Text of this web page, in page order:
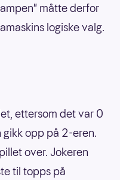
måtte derfor
logiske valg.
ettersom det var 0
opp på 2-eren.
over. Jokeren
til topps på